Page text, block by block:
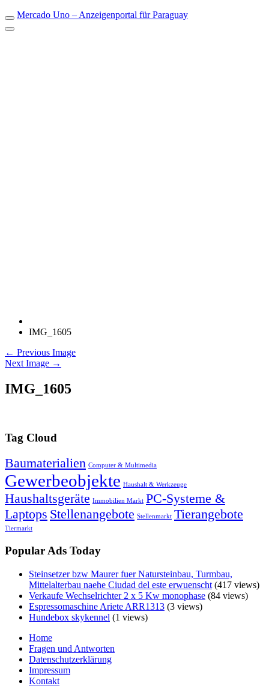
Mercado Uno – Anzeigenportal für Paraguay
IMG_1605
← Previous Image
Next Image →
IMG_1605
Tag Cloud
Baumaterialien Computer & Multimedia
Gewerbeobjekte Haushalt & Werkzeuge
Haushaltsgeräte Immobilien Markt PC-Systeme &
Laptops Stellenangebote Stellenmarkt Tierangebote
Tiermarkt
Popular Ads Today
Steinsetzer bzw Maurer fuer Natursteinbau, Turmbau,
Mittelalterbau naehe Ciudad del este erwuenscht (417 views)
Verkaufe Wechselrichter 2 x 5 Kw monophase (84 views)
Espressomaschine Ariete ARR1313 (3 views)
Hundebox skykennel (1 views)
Home
Fragen und Antworten
Datenschutzerklärung
Impressum
Kontakt